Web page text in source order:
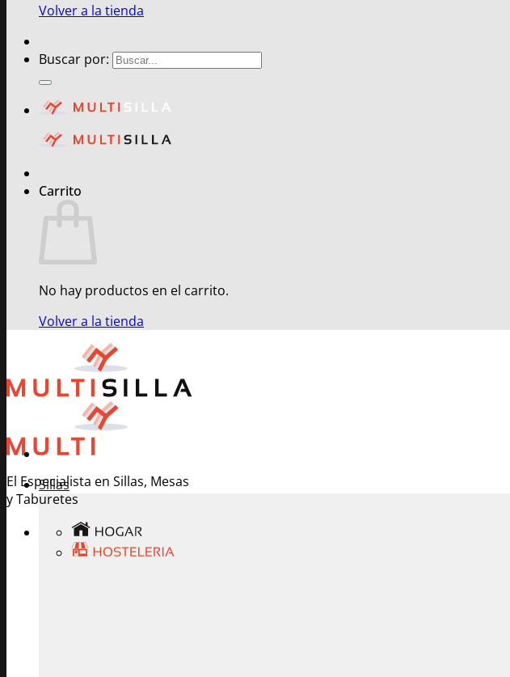
Volver a la tienda
Buscar por:
Carrito
No hay productos en el carrito.
Volver a la tienda
El Especialista en Sillas, Mesas
y Taburetes
Sillas